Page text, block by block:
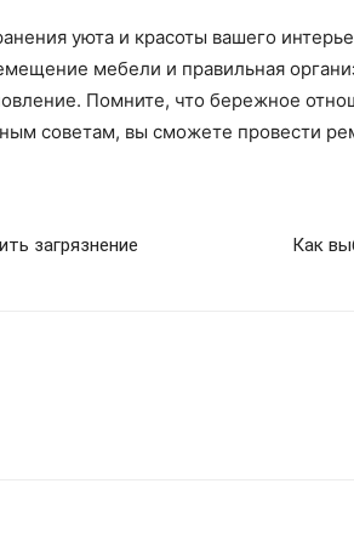
уюта и красоты вашего
мебели и правильная
Помните, что бережное
советам, вы сможете провести
загрязнение Как